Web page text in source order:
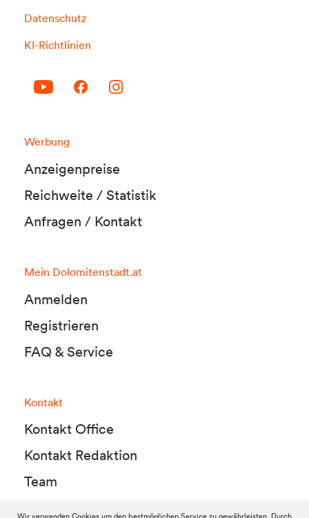
Datenschutz
KI-Richtlinien
Werbung
Anzeigenpreise
Reichweite / Statistik
Anfragen / Kontakt
Mein Dolomitenstadt.at
Anmelden
Registrieren
FAQ & Service
Kontakt
Kontakt Office
Kontakt Redaktion
Team